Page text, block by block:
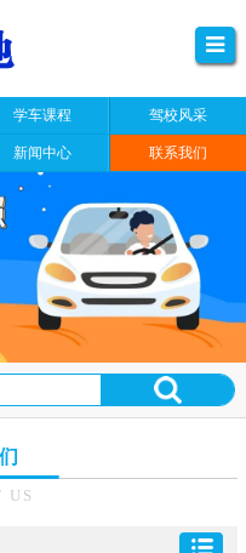
学车课程 驾校风采
新闻中心 联系我们
US